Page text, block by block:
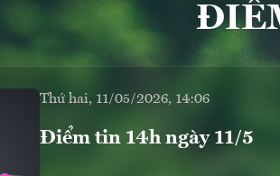
Thứ hai, 11/05/2026, 14:06
Điểm tin 14h ngày 11/5